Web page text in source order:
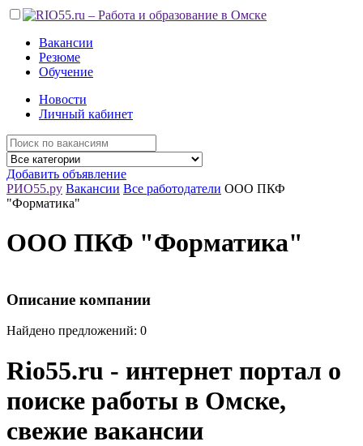
Вакансии
Резюме
Обучение
Новости
Личный кабинет
Добавить объявление
РИО55.ру Вакансии Все работодатели ООО ПКФ
"Форматика"
ООО ПКФ "Форматика"
Описание компании
Найдено предложений: 0
Rio55.ru - интернет портал о
поиске работы в Омске,
свежие вакансии